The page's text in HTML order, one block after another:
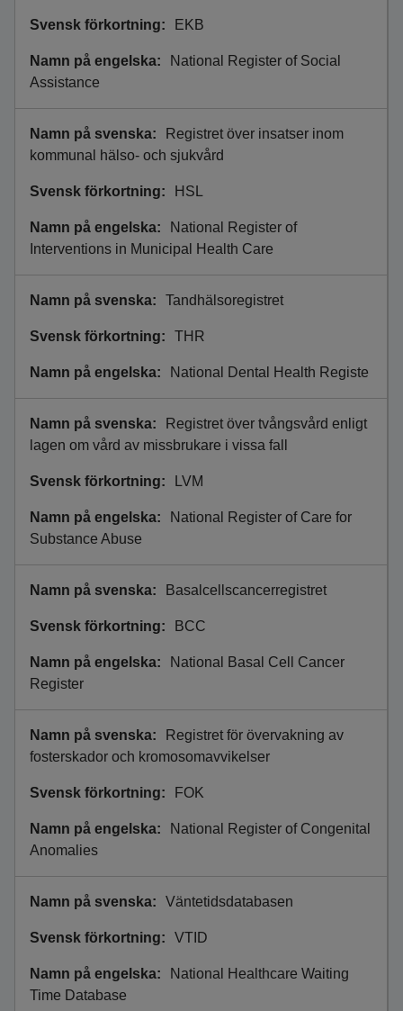
EKB
National Register of Social
Assistance
Registret över insatser inom
kommunal hälso- och sjukvård
HSL
National Register of
Interventions in Municipal Health Care
Tandhälsoregistret
THR
National Dental Health Registe
Registret över tvångsvård enligt
lagen om vård av missbrukare i vissa fall
LVM
National Register of Care for
Substance Abuse
Basalcellscancerregistret
BCC
National Basal Cell Cancer
Register
Registret för övervakning av
fosterskador och kromosomavvikelser
FOK
National Register of Congenital
Anomalies
Väntetidsdatabasen
VTID
National Healthcare Waiting
Time Database